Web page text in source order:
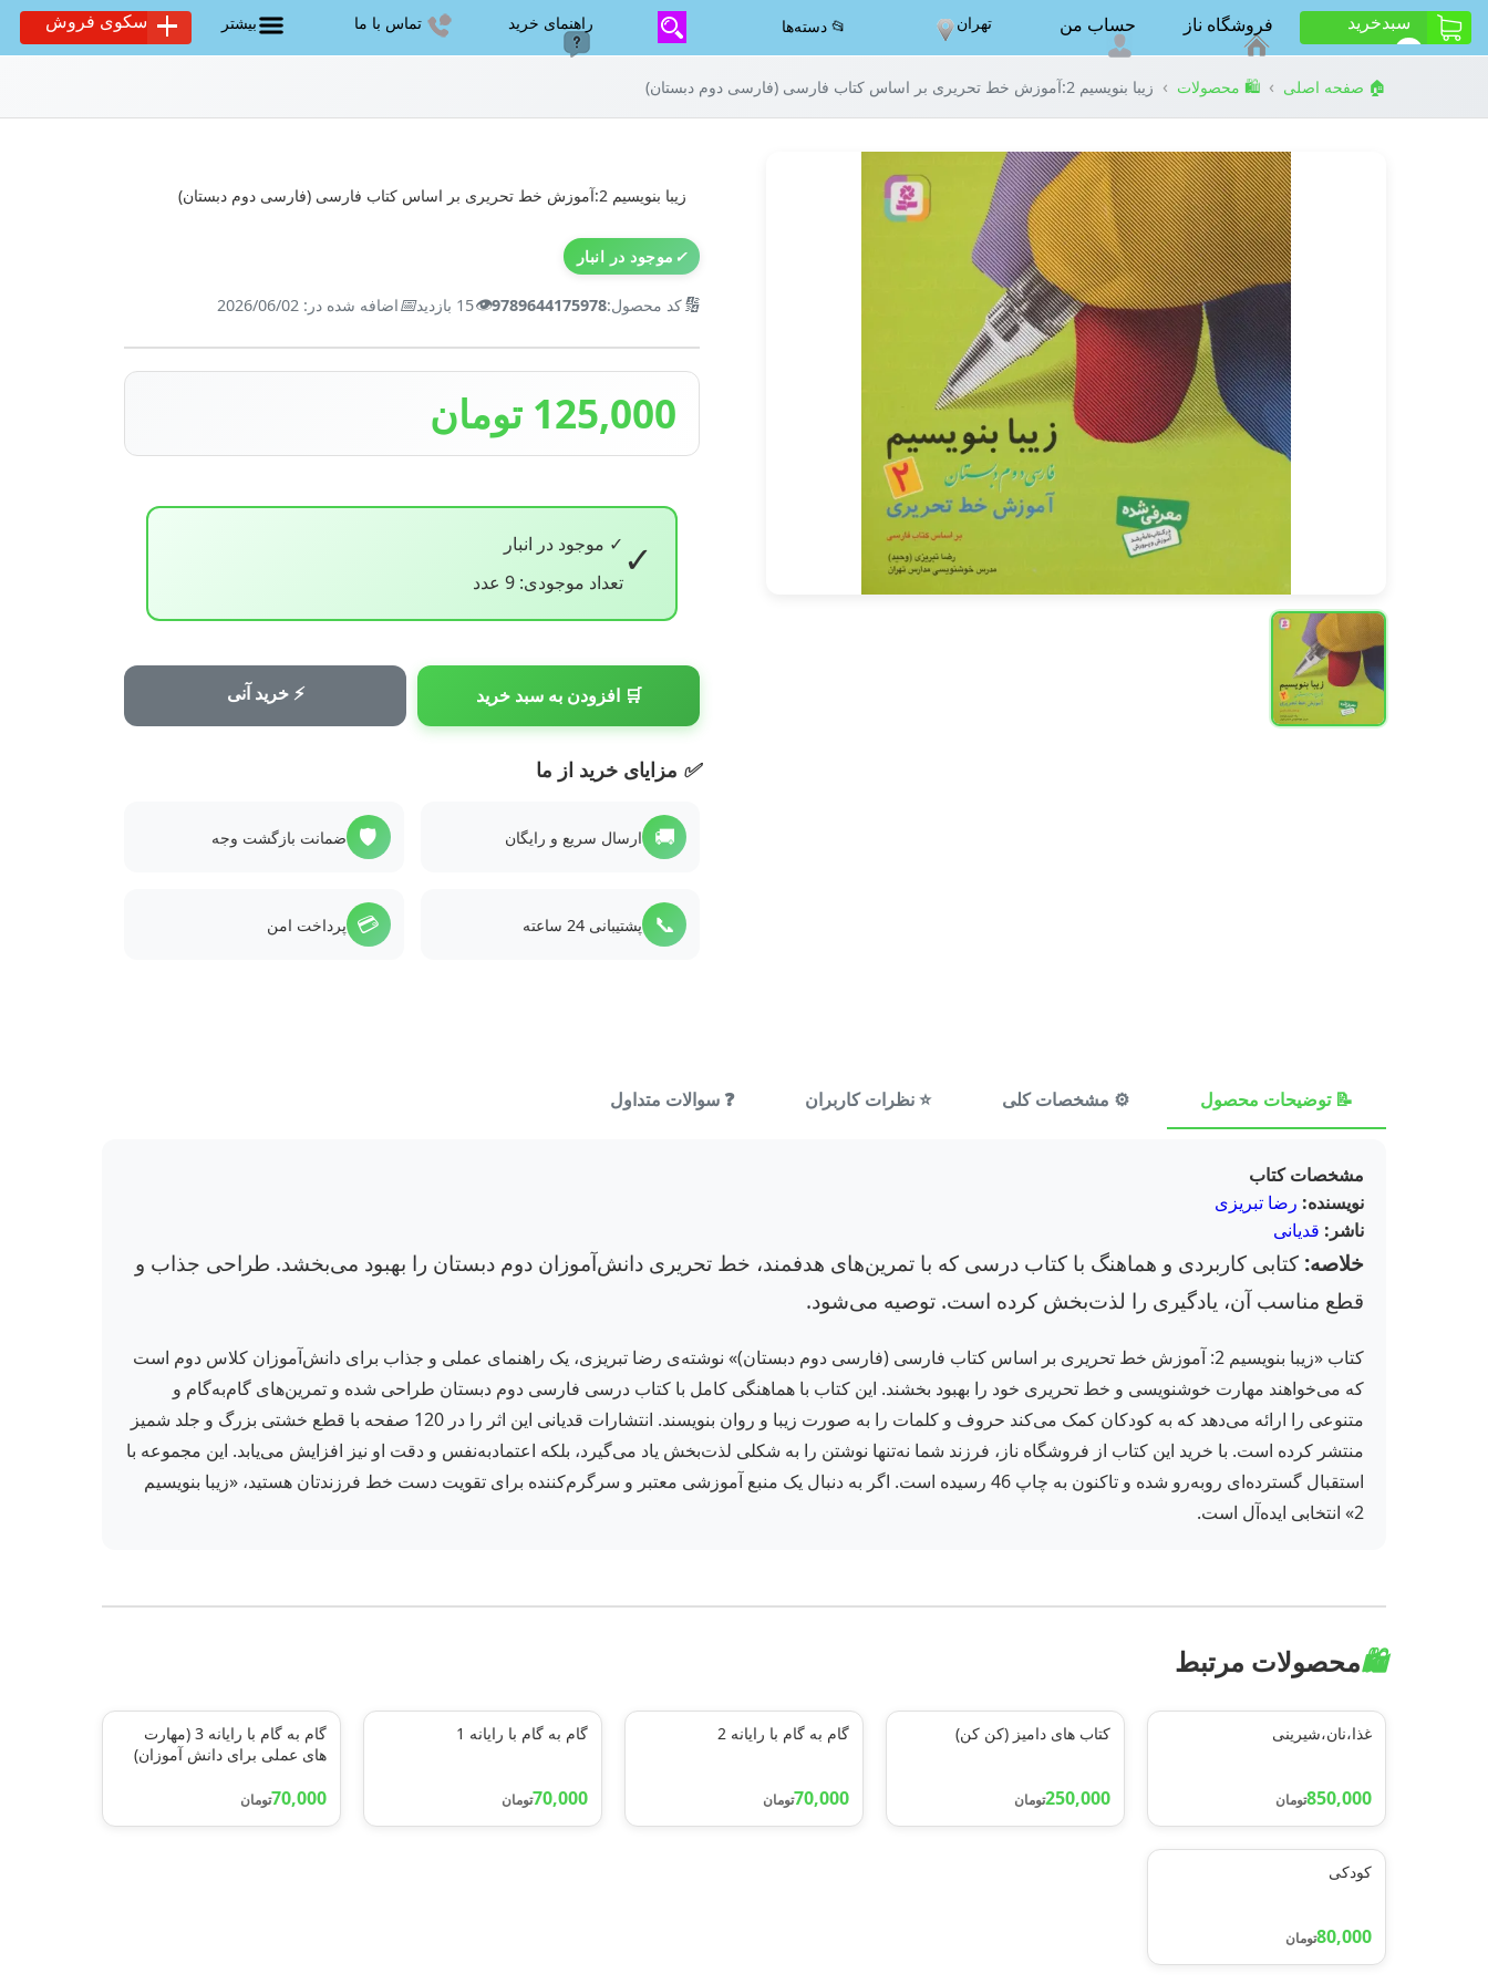
سبد‌خرید فروشگاه ناز حساب من تهران 📂 دسته‌ها راهنمای خرید تماس با ما بیشتر سکوی فروش
🏠 صفحه اصلی › 🛍️ محصولات › زیبا بنویسیم 2:آموزش خط تحریری بر اساس کتاب فارسی (فارسی دوم دبستان)
زیبا بنویسیم 2:آموزش خط تحریری بر اساس کتاب فارسی (فارسی دوم دبستان)
✓ موجود در انبار
🔢کد محصول:9789644175978
👁️15 بازدید 📅اضافه شده در: 2026/06/02
125,000 تومان
✓ ✓ موجود در انبار
تعداد موجودی: 9 عدد
🛒 افزودن به سبد خرید ⚡ خرید آنی
✅ مزایای خرید از ما
🚚 ارسال سریع و رایگان 🛡️ ضمانت بازگشت وجه
📞 پشتیبانی 24 ساعته 💳 پرداخت امن
📝 توضیحات محصول ⚙️ مشخصات کلی ⭐ نظرات کاربران ❓ سوالات متداول
مشخصات کتاب
نویسنده: رضا تبریزی
ناشر: قدیانی
خلاصه: کتابی کاربردی و هماهنگ با کتاب درسی که با تمرین‌های هدفمند، خط تحریری دانش‌آموزان دوم دبستان را بهبود می‌بخشد. طراحی جذاب و
قطع مناسب آن، یادگیری را لذت‌بخش کرده است. توصیه می‌شود.
کتاب «زیبا بنویسیم 2: آموزش خط تحریری بر اساس کتاب فارسی (فارسی دوم دبستان)» نوشته‌ی رضا تبریزی، یک راهنمای عملی و جذاب برای دانش‌آموزان کلاس دوم است
که می‌خواهند مهارت خوشنویسی و خط تحریری خود را بهبود بخشند. این کتاب با هماهنگی کامل با کتاب درسی فارسی دوم دبستان طراحی شده و تمرین‌های گام‌به‌گام و
متنوعی را ارائه می‌دهد که به کودکان کمک می‌کند حروف و کلمات را به صورت زیبا و روان بنویسند. انتشارات قدیانی این اثر را در 120 صفحه با قطع خشتی بزرگ و جلد شمیز
منتشر کرده است. با خرید این کتاب از فروشگاه ناز، فرزند شما نه‌تنها نوشتن را به شکلی لذت‌بخش یاد می‌گیرد، بلکه اعتمادبه‌نفس و دقت او نیز افزایش می‌یابد. این مجموعه با
استقبال گسترده‌ای روبه‌رو شده و تاکنون به چاپ 46 رسیده است. اگر به دنبال یک منبع آموزشی معتبر و سرگرم‌کننده برای تقویت دست خط فرزندتان هستید، «زیبا بنویسیم
2» انتخابی ایده‌آل است.
🛍️محصولات مرتبط
غذا،نان،شیرینی
850,000تومان
کتاب های دامیز (کن کن)
250,000تومان
گام به گام با رایانه 2
70,000تومان
گام به گام با رایانه 1
70,000تومان
گام به گام با رایانه 3 (مهارت
های عملی برای دانش آموزان)
70,000تومان
کودکی
80,000تومان